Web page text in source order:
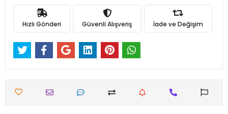
Hızlı Gönderi Güvenli Alışveriş İade ve Değişim